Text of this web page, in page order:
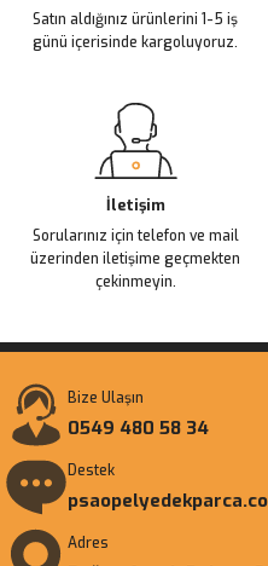
Bu ürüne benzer farklı
Satın aldığınız ürünlerini 1-5 iş
günü içerisinde kargoluyoruz.
İletişim
Sorularınız için telefon ve mail
üzerinden iletişime geçmekten
çekinmeyin.
Bize Ulaşın
0549 480 58 34
Destek
Adres